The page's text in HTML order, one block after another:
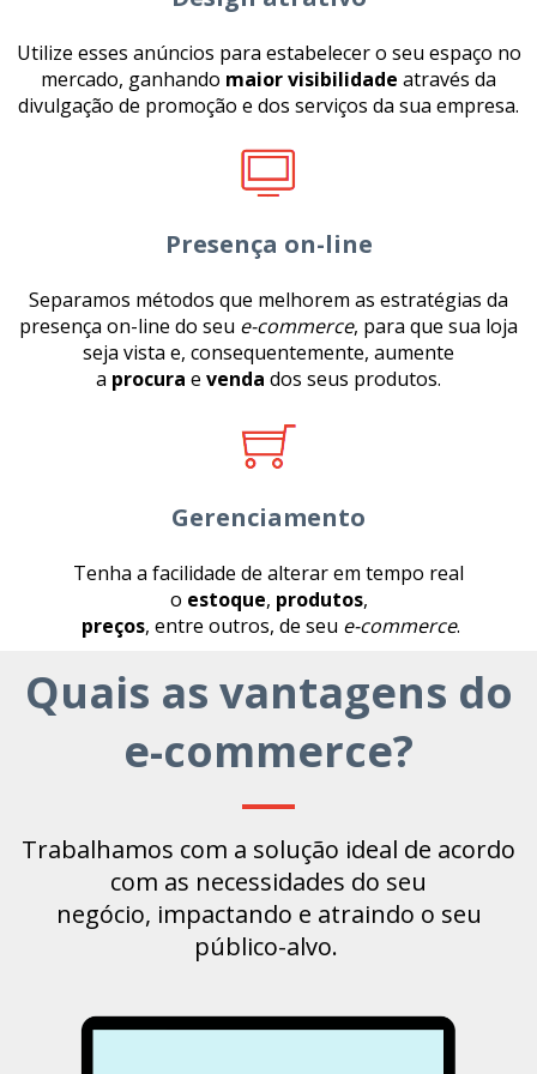
Utilize esses anúncios para estabelecer o seu espaço no
mercado, ganhando maior visibilidade através da
divulgação de promoção e dos serviços da sua empresa.
Presença on-line
Separamos métodos que melhorem as estratégias da
presença on-line do seu e-commerce, para que sua loja
seja vista e, consequentemente, aumente
a procura e venda dos seus produtos.
Gerenciamento
Tenha a facilidade de alterar em tempo real
o estoque, produtos,
preços, entre outros, de seu e-commerce.
Quais as vantagens do
e-commerce?
Trabalhamos com a solução ideal de acordo
com as necessidades do seu
negócio, impactando e atraindo o seu
público-alvo.